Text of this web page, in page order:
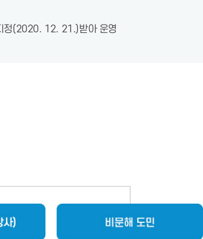
정(2020. 12. 21.)받아 운영